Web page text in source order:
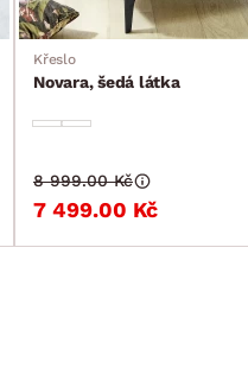
Křeslo
Novara, šedá látka
7 499.00 Kč
8 999.00 Kč